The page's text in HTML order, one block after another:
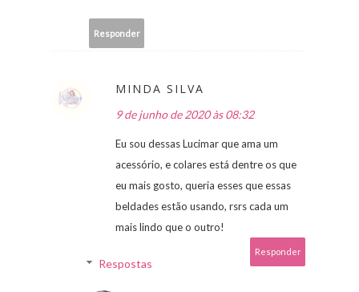
Responder
MINDA SILVA
9 de junho de 2020 às 08:32
Eu sou dessas Lucimar que ama um
acessório, e colares está dentre os que
eu mais gosto, queria esses que essas
beldades estão usando, rsrs cada um
mais lindo que o outro!
Responder
Respostas